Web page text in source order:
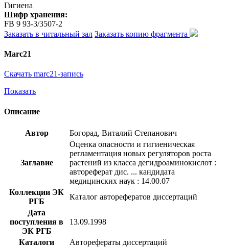
Гигиена
Шифр хранения:
FB 9 93-3/3507-2
Заказать в читальный зал Заказать копию фрагмента
Marc21
Скачать marc21-запись
Показать
Описание
Автор Богорад, Виталий Степанович
Заглавие
Оценка опасности и гигиеническая
регламентация новых регуляторов роста
растений из класса дегидроаминокислот :
автореферат дис. ... кандидата
медицинских наук : 14.00.07
Коллекции ЭК
РГБ
Каталог авторефератов диссертаций
Дата
поступления в
ЭК РГБ
13.09.1998
Каталоги
Авторефераты диссертаций